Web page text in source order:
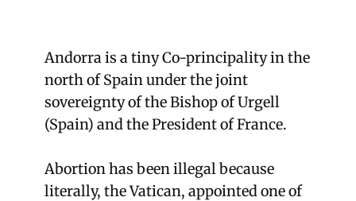
Andorra is a tiny Co-principality in the
north of Spain under the joint
sovereignty of the Bishop of Urgell
(Spain) and the President of France.
Abortion has been illegal because
literally, the Vatican, appointed one of